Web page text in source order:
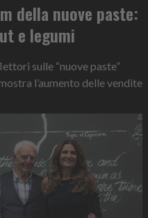
della nuove paste:
e legumi
sulle “nuove paste”
l’aumento delle vendite